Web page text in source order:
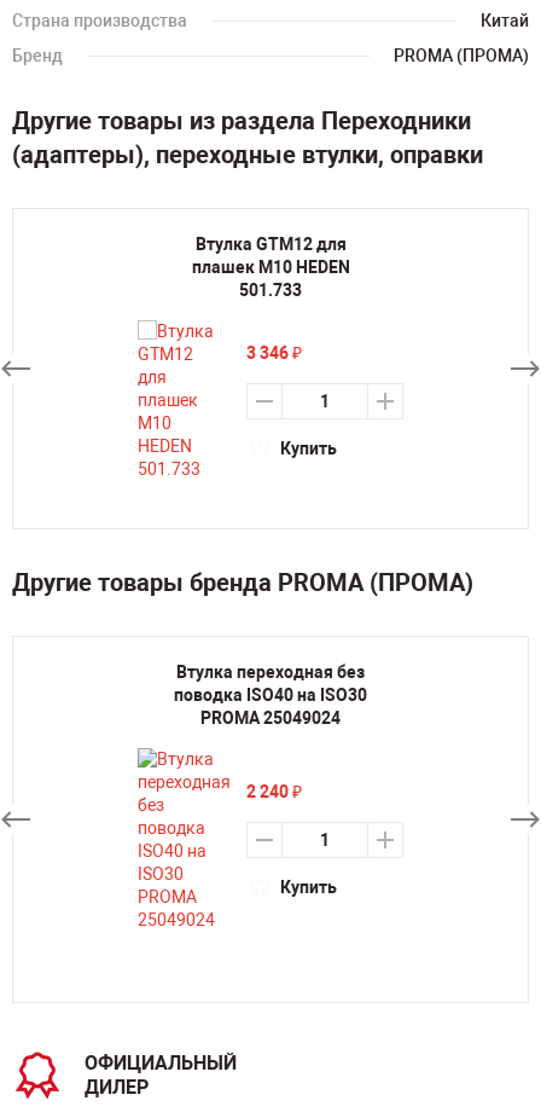
Страна производства
Китай
Бренд
PROMA (ПРОМА)
Другие товары из раздела Переходники
(адаптеры), переходные втулки, оправки
Втулка GTM12 для
плашек M10 HEDEN
501.733
3 346₽
Купить
Другие товары бренда PROMA (ПРОМА)
Втулка переходная без
поводка ISO40 на ISO30
PROMA 25049024
2 240₽
Купить
ОФИЦИАЛЬНЫЙ
ДИЛЕР